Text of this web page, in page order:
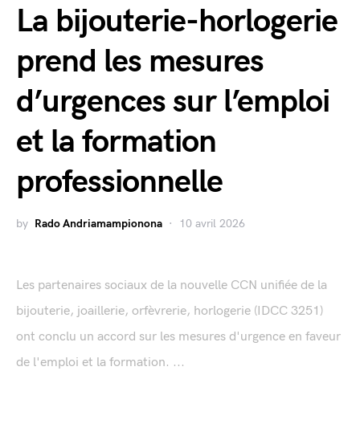
La bijouterie-horlogerie
prend les mesures
d’urgences sur l’emploi
et la formation
professionnelle
by Rado Andriamampionona 10 avril 2026
Les partenaires sociaux de la nouvelle CCN unifiée de la
bijouterie, joaillerie, orfèvrerie, horlogerie (IDCC 3251)
ont conclu un accord sur les mesures d'urgence en faveur
de l'emploi et la formation. ...